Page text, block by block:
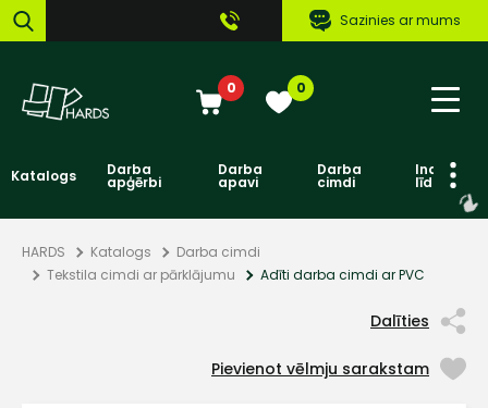
Sazinies ar mums
0 0
Katalogs Darba
apģērbi
Darba
apavi
Darba
cimdi līdzekļi
HARDS Katalogs
Darba cimdi
Tekstila cimdi ar pārklājumu
Adīti darba cimdi ar PVC
Dalīties
Pievienot vēlmju sarakstam